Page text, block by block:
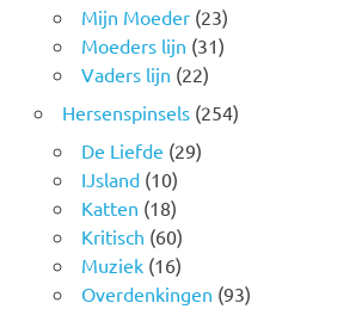
Mijn Moeder(23)
Moeders lijn (31)
Vaders lijn (22)
Hersenspinsels(254)
De Liefde (29)
IJsland(10)
Katten (18)
Kritisch (60)
Muziek(16)
Overdenkingen (93)